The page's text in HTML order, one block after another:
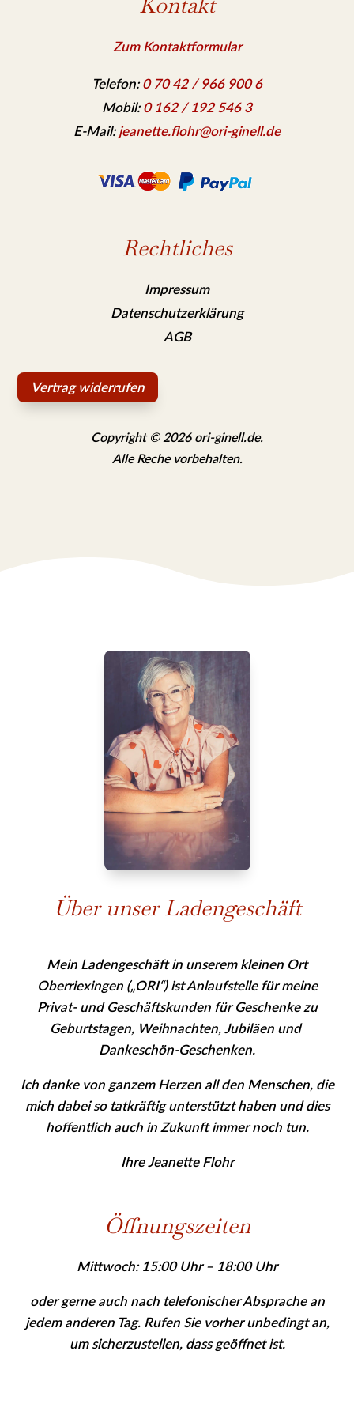
Zum Kontaktformular
Telefon:0 70 42 / 966 900 6
Mobil:0 162 / 192 546 3
E-Mail: jeanette.flohr@ori-ginell.de
Rechtliches
Impressum
Datenschutzerklärung
AGB
Vertrag widerrufen
Copyright © 2026 ori-ginell.de.
Alle Reche vorbehalten.
Über unser Ladengeschäft
Mein Ladengeschäft in unserem kleinen Ort
Oberriexingen („ORI“) ist Anlaufstelle für meine
Privat- und Geschäfts­kunden für Geschenke zu
Geburtstagen, Weihnachten, Jubiläen und
Dankeschön-Geschenken.
Ich danke von ganzem Herzen all den Menschen, die
mich dabei so tatkräftig unterstützt haben und dies
hoffentlich auch in Zukunft immer noch tun.
Ihre Jeanette Flohr
Öffnungszeiten
Mittwoch: 15:00 Uhr – 18:00 Uhr
oder gerne auch nach telefonischer Absprache an
jedem anderen Tag. Rufen Sie vor­herunbedingtan,
um sicher­zu­stellen, dass geöffnet ist.